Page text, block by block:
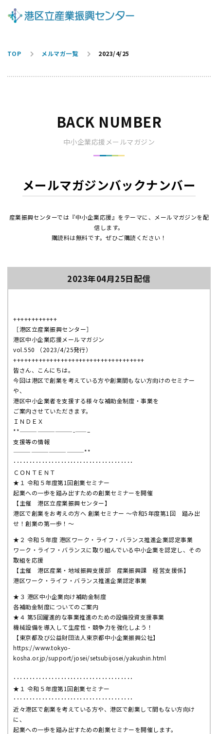
TOP メルマガ一覧 2023/4/25
BACK NUMBER
中小企業応援メールマガジン
メールマガジンバックナンバー
産業振興センターでは『中小企業応援』をテーマに、メールマガジンを配
信します。
購読料は無料です。ぜひご購読ください！
2023年04月25日配信
++++++++++++
［港区立産業振興センター］
港区中小企業応援メールマガジン
vol.550 （2023/4/25発行）
++++++++++++++++++++++++++++++++++++
皆さん、こんにちは。
今回は港区で創業を考えている方や創業間もない方向けのセミナー
や、
港区中小企業者を支援する様々な補助金制度・事業を
ご案内させていただきます。
ＩＮＤＥＸ
**—————————-——–
支援等の情報
————————————**
･･････････････････････････････････････
ＣＯＮＴＥＮＴ
★１ 令和５年度第1回創業セミナー
起業への一歩を踏み出すための創業セミナーを開催
【主催 港区立産業振興センター】
港区で創業をお考えの方へ 創業セミナー ～令和5年度第1回 踏み出
せ！創業の第一歩！～
★２ 令和５年度 港区ワーク・ライフ・バランス推進企業認定事業
ワーク・ライフ・バランスに取り組んでいる中小企業を認定し、その
取組を応援
【主催 港区産業・地域振興支援部 産業振興課 経営支援係】
港区ワーク・ライフ・バランス推進企業認定事業
★３ 港区中小企業向け補助金制度
各補助金制度についてのご案内
★４ 第5回躍進的な事業推進のための設備投資支援事業
機械設備を導入して生産性・競争力を強化しよう！
【東京都及び公益財団法人東京都中小企業振興公社】
https://www.tokyo-
kosha.or.jp/support/josei/setsubijosei/yakushin.html
･･････････････････････････････････････
★１ 令和５年度第1回創業セミナー
･･････････････････････････････････････
近々港区で創業を考えている方や、港区で創業して間もない方向け
に、
起業への一歩を踏み出すための創業セミナーを開催します。